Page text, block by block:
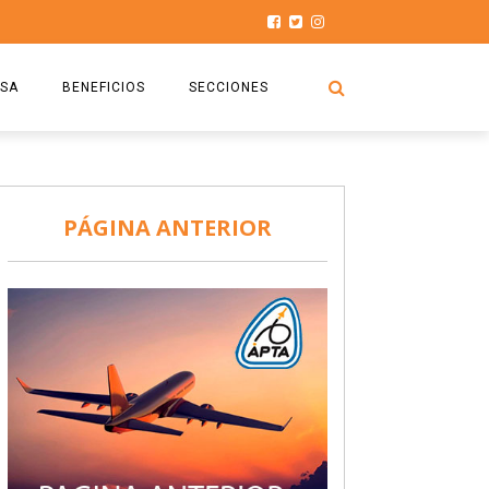
BENEFICIOS
COMISIÓN
SECCIONES
SEGURIDAD AÉREA
TURISMO Y RECREACIÓN
VIDEOS
PÁGINA ANTERIOR